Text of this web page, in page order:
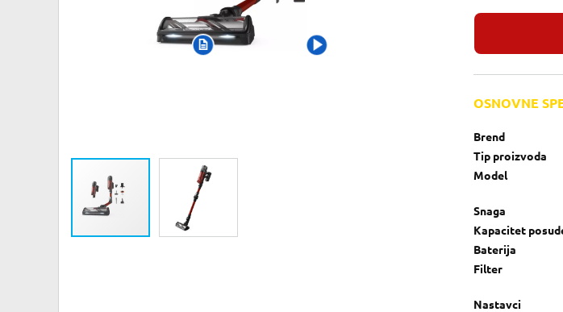
OSNOVNE
Brend
Tip proizvoda
Model
Snaga
Kapacitet
Baterija
Filter
Nastavci